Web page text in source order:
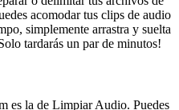
acomodar tus clips de audio
simplemente arrastra y suelta
tardarás un par de minutos!
es la de Limpiar Audio. Puedes